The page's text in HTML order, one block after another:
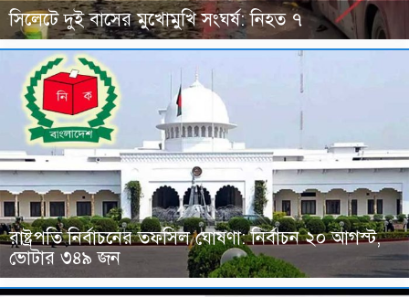
সিলেটে দুই বাসের মুখোমুখি সংঘর্ষ: নিহত ৭
রাষ্ট্রপতি নির্বাচনের তফসিল ঘোষণা: নির্বাচন ২০ আগস্ট,
ভোটার ৩৪৯ জন